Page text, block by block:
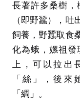
長著許多桑樹
（即野蠶），
飼養，野蠶取食
化為蛾，嫘祖
上，可以拉出
「絲」，後
「綢」。